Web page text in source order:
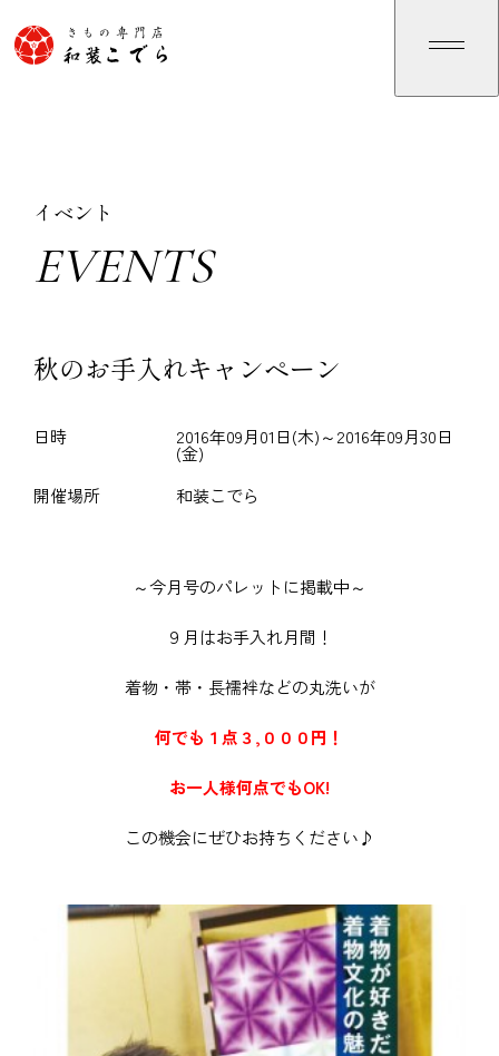
イベント
EVENTS
EVENTS
秋のお手入れキャンペーン
日時 2016年09月01日(木)～2016年09月30日
(金)
開催場所
和装こでら
～今月号のパレットに掲載中～
９月はお手入れ月間！
着物・帯・長襦袢などの丸洗いが
何でも１点３,０００円！
お一人様何点でもOK!
この機会にぜひお持ちください♪